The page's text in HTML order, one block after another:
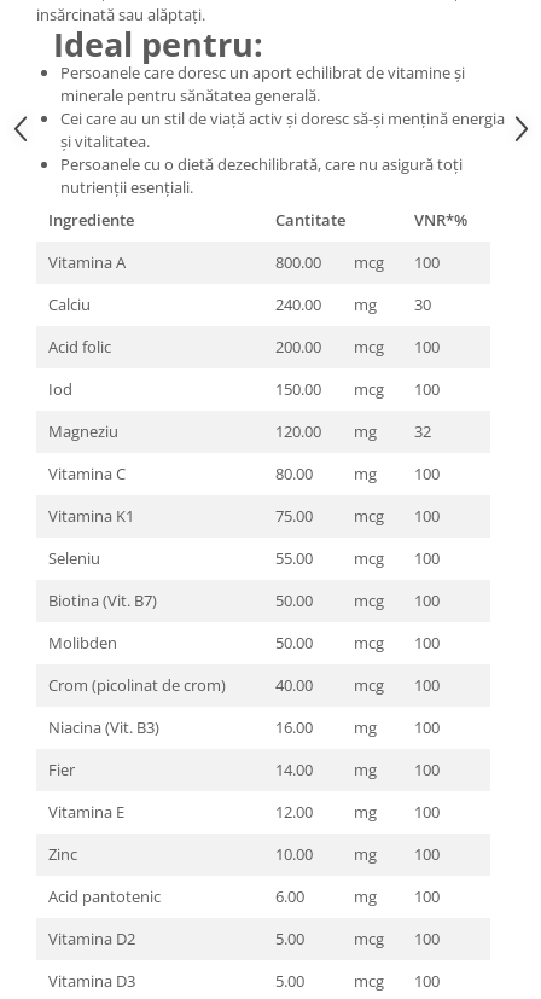
insărcinată sau alăptați.
Ideal pentru:
Persoanele care doresc un aport echilibrat de vitamine și
minerale pentru sănătatea generală.
Cei care au un stil de viață activ și doresc să-și mențină energia
și vitalitatea.
Persoanele cu o dietă dezechilibrată, care nu asigură toți
nutrienții esențiali.
Ingrediente
Cantitate
VNR*%
Vitamina A
800.00 mcg
100
Calciu
240.00 mg
30
Acid folic
200.00 mcg
100
Iod
150.00 mcg
100
Magneziu
120.00 mg
32
Vitamina C
80.00 mg
100
Vitamina K1
75.00 mcg
100
Seleniu
55.00 mcg
100
Biotina (Vit. B7)
50.00 mcg
100
Molibden
50.00 mcg
100
Crom (picolinat de crom)
40.00 mcg
100
Niacina (Vit. B3)
16.00 mg
100
Fier
14.00 mg
100
Vitamina E
12.00 mg
100
Zinc
10.00 mg
100
Acid pantotenic
6.00 mg
100
Vitamina D2
5.00 mcg
100
Vitamina D3
5.00 mcg
100